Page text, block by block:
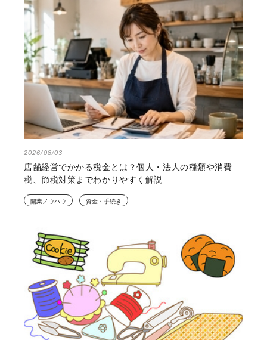
2026/08/03
店舗経営でかかる税金とは？個人・法人の種類や消費
税、節税対策までわかりやすく解説
開業ノウハウ 資金・手続き